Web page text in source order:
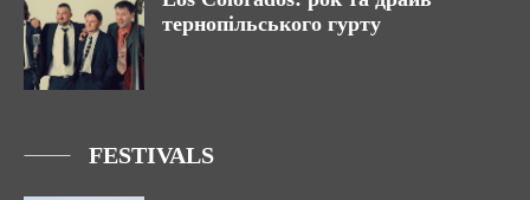
тернопільського гурту
FESTIVALS